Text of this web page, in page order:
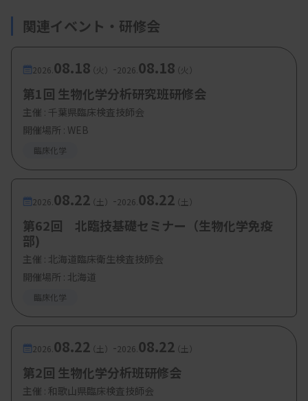
関連イベント・研修会
2026. 08.18（火） -2026. 08.18（火）
第1回 生物化学分析研究班研修会
主催 : 千葉県臨床検査技師会
開催場所 : WEB
臨床化学
2026. 08.22（土） -2026. 08.22（土）
第62回 北臨技基礎セミナー（生物化学免疫
部)
主催 : 北海道臨床衛生検査技師会
開催場所 : 北海道
臨床化学
2026. 08.22（土） -2026. 08.22（土）
第2回 生物化学分析班研修会
主催 : 和歌山県臨床検査技師会